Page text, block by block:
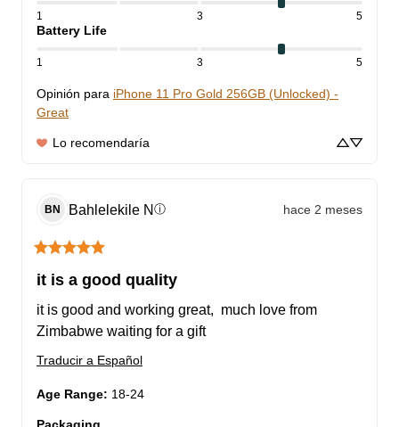
1 3 5
Battery Life
1 3 5
Opinión para iPhone 11 Pro Gold 256GB (Unlocked) -
Great
Lo recomendaría
BN Bahlelekile N ⓘ hace 2 meses
it is a good quality
it is good and working great,  much love from
Zimbabwe waiting for a gift
Traducir a Español
Age Range: 18-24